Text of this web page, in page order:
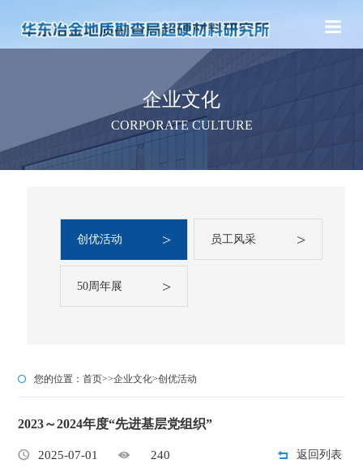
企业文化
CORPORATE CULTURE
创优活动 > 员工风采 >
50周年展 >
您的位置：首页>>企业文化>创优活动
2023～2024年度“先进基层党组织”
2025-07-01 240 返回列表